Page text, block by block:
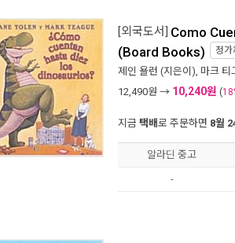
[외국도서] Como
(Board Books) 정가
제인 욜런 (지은이), 마크 티
12,490원 → 10,240원 (
지금 택배로 주문하면 8월
알라딘 중고
-